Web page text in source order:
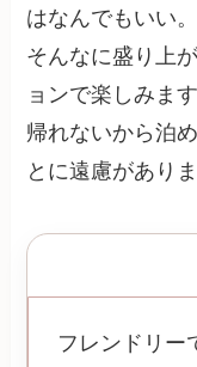
はなんでもいい
そんなに盛り上
ョンで楽しみま
帰れないから泊
とに遠慮がありま
フレンドリー